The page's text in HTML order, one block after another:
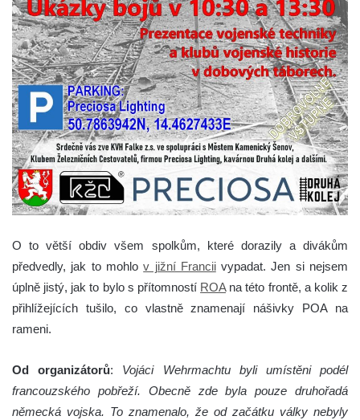
O to větší obdiv všem spolkům, které dorazily a divákům
předvedly, jak to mohlov jižní Franciivypadat. Jen si nejsem
úplně jistý, jak to bylo s přítomností ROAna této frontě, a kolik z
přihlížejících tušilo, co vlastně znamenají nášivky POA na
rameni.
Od organizátorů: Vojáci Wehrmachtu byli umístěni podél
francouzského pobřeží. Obecně zde byla pouze druhořadá
německá vojska. To znamenalo, že od začátku války nebyly